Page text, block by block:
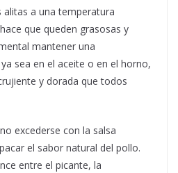
a una temperatura
que queden grasosas y
mantener una
sea en el aceite o en el horno,
y dorada que todos
excederse con la salsa
el sabor natural del pollo.
entre el picante, la